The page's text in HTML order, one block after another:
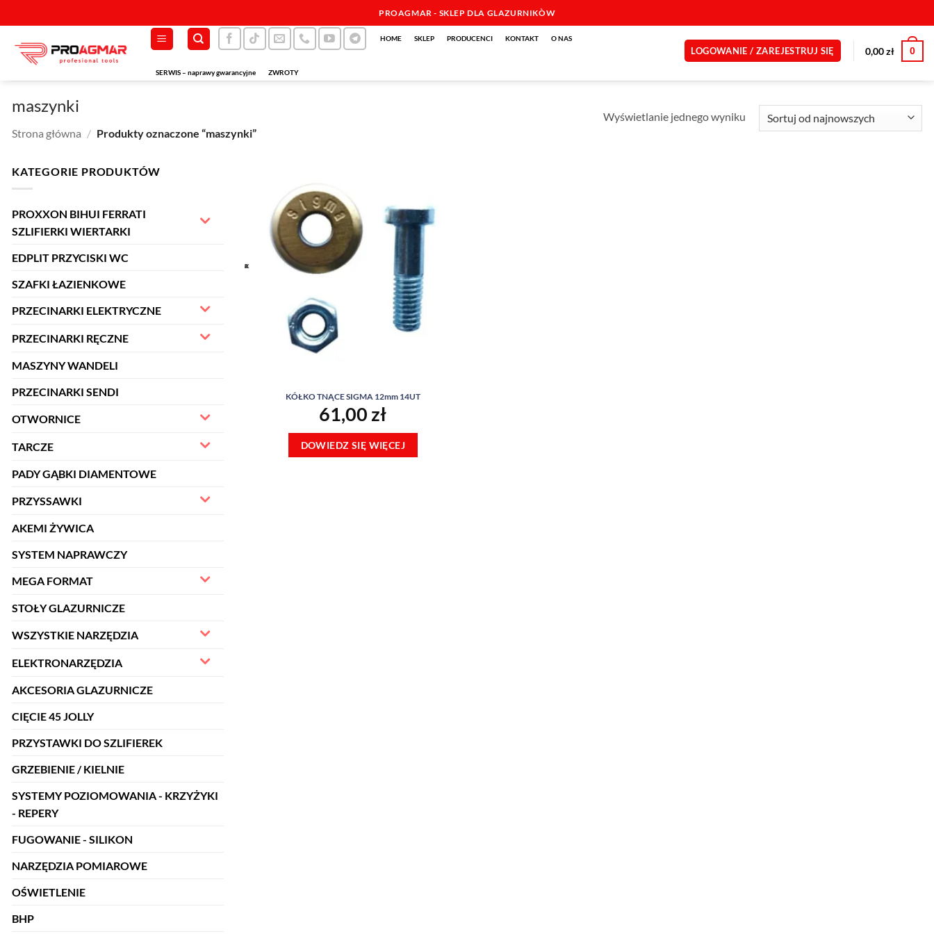
do
zawartości
PROAGMAR - SKLEP DLA GLAZURNIKÒW
HOME SKLEP PRODUCENCI KONTAKT O NAS
SERWIS – naprawy gwarancyjne ZWROTY
LOGOWANIE / ZAREJESTRUJ SIĘ 0,00zł 0
maszynki
Strona główna / Produkty oznaczone “maszynki”
Wyświetlanie jednego wyniku
KATEGORIE PRODUKTÓW
PROXXON BIHUI FERRATI
SZLIFIERKI WIERTARKI
EDPLIT PRZYCISKI WC
SZAFKI ŁAZIENKOWE
PRZECINARKI ELEKTRYCZNE
PRZECINARKI RĘCZNE
MASZYNY WANDELI
PRZECINARKI SENDI
OTWORNICE
TARCZE
PADY GĄBKI DIAMENTOWE
PRZYSSAWKI
AKEMI ŻYWICA
SYSTEM NAPRAWCZY
MEGA FORMAT
STOŁY GLAZURNICZE
WSZYSTKIE NARZĘDZIA
ELEKTRONARZĘDZIA
AKCESORIA GLAZURNICZE
CIĘCIE 45 JOLLY
PRZYSTAWKI DO SZLIFIEREK
GRZEBIENIE / KIELNIE
SYSTEMY POZIOMOWANIA - KRZYŻYKI
- REPERY
FUGOWANIE - SILIKON
NARZĘDZIA POMIAROWE
OŚWIETLENIE
BHP
KÓŁKO TNĄCE SIGMA 12mm 14UT
61,00 zł
DOWIEDZ SIĘ WIĘCEJ